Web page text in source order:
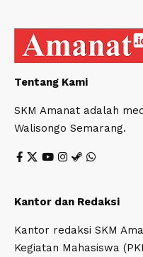
Tentang Kami
SKM Amanat adalah
Walisongo Semarang.
Kantor dan Redaksi
Kantor redaksi SKM
Kegiatan Mahasiswa